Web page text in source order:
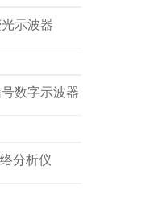
示波器
数字示波器
分析仪